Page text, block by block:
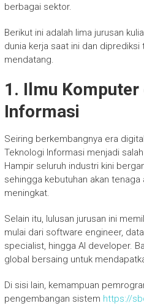
berbagai sektor.
Berikut ini adalah lima jurusan
dunia kerja saat ini dan
mendatang.
1. Ilmu Komputer
Informasi
Seiring berkembangnya era
Teknologi Informasi menjadi
Hampir seluruh industri kini
sehingga kebutuhan akan tenaga
meningkat.
Selain itu, lulusan jurusan ini
mulai dari software engineer,
specialist, hingga AI developer.
global bersaing untuk
Di sisi lain, kemampuan
pengembangan sistem https://